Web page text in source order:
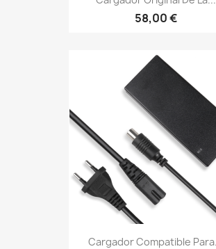
58,00 €
Cargador Compatible